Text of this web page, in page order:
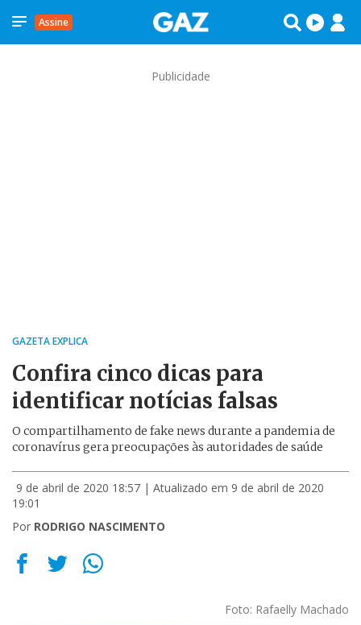
Assine
Publicidade
GAZETA EXPLICA
Confira cinco dicas para
identificar notícias falsas
O compartilhamento de fake news durante a pandemia de
coronavírus gera preocupações às autoridades de saúde
9 de abril de 2020 18:57 | Atualizado em 9 de abril de 2020
19:01
Por RODRIGO NASCIMENTO
Foto: Rafaelly Machado